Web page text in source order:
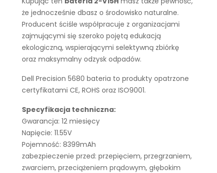
że jednocześnie dbasz o środowisko naturalne.
Producent ściśle współpracuje z organizacjami
zajmującymi się szeroko pojętą edukacją
ekologiczną, wspierającymi selektywną zbiórkę
oraz maksymalny odzysk odpadów.
Dell Precision 5680 bateria to produkty opatrzone
certyfikatami CE, ROHS oraz ISO9001.
Specyfikacja techniczna:
Gwarancja: 12 miesięcy
Napięcie: 11.55V
Pojemność: 8399mAh
zabezpieczenie przed: przepięciem, przegrzaniem,
zwarciem, przeciążeniem prądowym, głębokim